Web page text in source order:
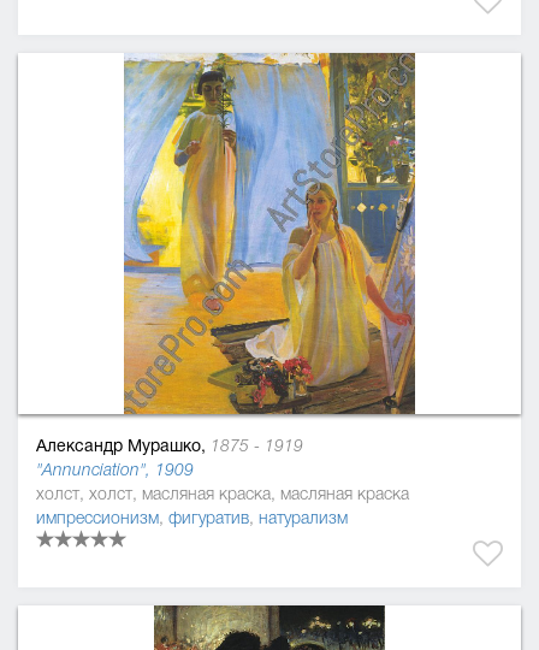
Александр Мурашко, 1875 - 1919
"Аnnunciation", 1909
холст, холст, масляная краска, масляная краска
импрессионизм, фигуратив, натурализм